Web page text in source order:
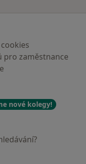
pro zaměstnance
nové kolegy!